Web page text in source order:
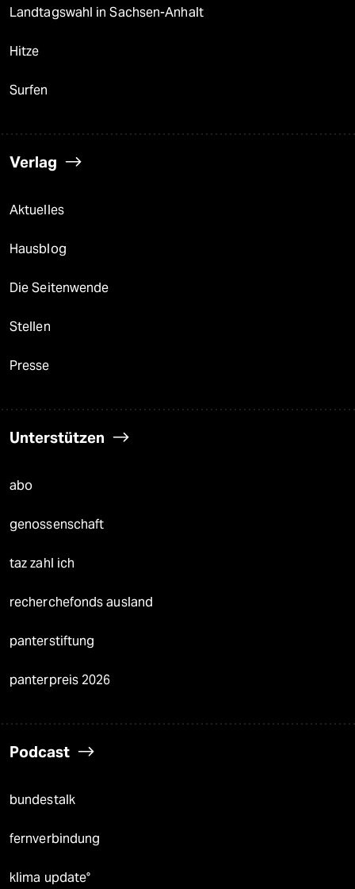
Landtagswahl in Sachsen-Anhalt
Hitze
Surfen
Verlag
Aktuelles
Hausblog
Die Seitenwende
Stellen
Presse
Unterstützen
abo
genossenschaft
taz zahl ich
recherchefonds ausland
panterstiftung
panterpreis 2026
Podcast
bundestalk
fernverbindung
klima update°